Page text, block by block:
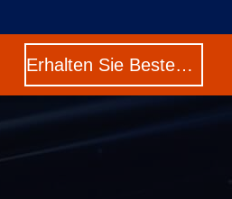
Erhalten Sie Besten Preis